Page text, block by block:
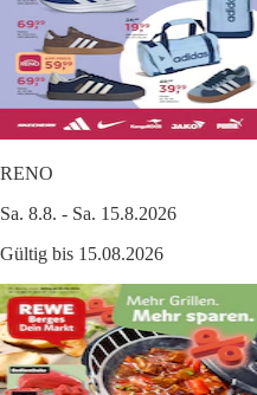
RENO
Sa. 8.8. - Sa. 15.8.2026
Gültig bis 15.08.2026